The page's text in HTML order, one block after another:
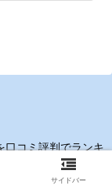
口コミ評判でランキ
サイドバー